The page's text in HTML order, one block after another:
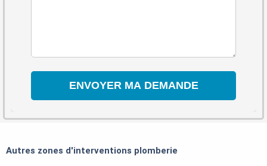
Autres zones d'interventions plomberie